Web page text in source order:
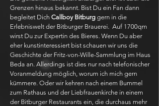
Grenzen hinaus bekannt. Bist Du ein Fan dann
begleitet Dich Callboy Bitburg gern in die
Erlebniswelt der Bitburger Brauerei. Auf 1700qm
wirst Du zur Expertin des Bieres. Wenn Du aber
eher kunstinteressiert bist schauen wir uns die
Geschichte der Fritz-von-Wille-Sammlung im Haus
Beda an. Allerdings ist dies nur nach telefonischer
Voranmeldung möglich, worum ich mich gern
kümmere. Oder wir kehren nach einem Bummel
zum Rathaus und der Liebfrauenkirche in einem
der Bitburger Restaurants ein, die durchaus mehr